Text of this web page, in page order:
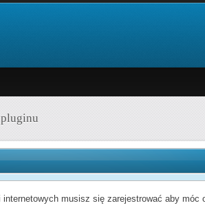
musisz się zarejestrować aby